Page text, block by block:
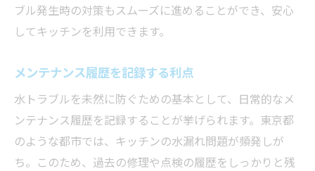
ブル発生時の対策もスムーズに進めることができ、安心
してキッチンを利用できます。
メンテナンス履歴を記録する利点
水トラブルを未然に防ぐための基本として、日常的なメ
ンテナンス履歴を記録することが挙げられます。東京都
のような都市では、キッチンの水漏れ問題が頻発しが
ち。このため、過去の修理や点検の履歴をしっかりと残